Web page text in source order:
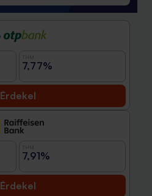
7,77%
Érdekel
7,91%
Érdekel